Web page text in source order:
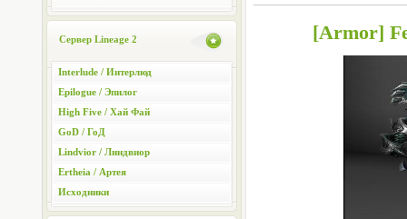
Сервер Lineage 2
Interlude / Интерлюд
Epilogue / Эпилог
High Five / Хай Фай
GoD / ГоД
Lindvior / Линдвиор
Ertheia / Артея
Исходники
[Armor]